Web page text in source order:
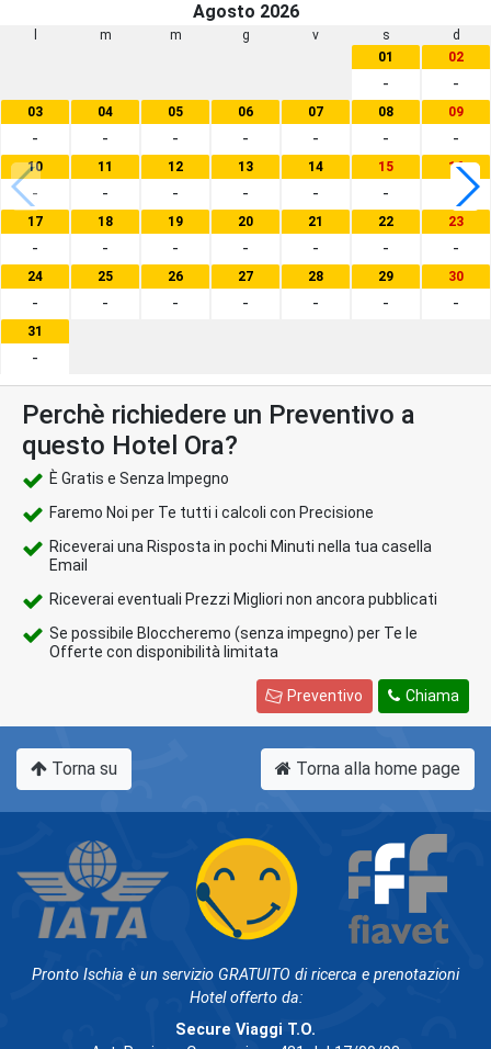
Agosto 2026
m m g v s
d
01
-
02
-
03
-
04
-
05
-
06
-
07
-
08
-
09
-
10
-
11
-
12
-
13
-
14
-
15
-
16
17
-
18
-
19
-
20
-
21
-
22
-
23
-
24
-
25
-
26
-
27
-
28
-
29
-
30
-
31
-
Perchè richiedere un Preventivo a
questo Hotel Ora?
È Gratis e Senza Impegno
Faremo Noi per Te tutti i calcoli con Precisione
Riceverai una Risposta in pochi Minuti nella tua casella
Email
Riceverai eventuali Prezzi Migliori non ancora pubblicati
Se possibile Bloccheremo (senza impegno) per Te le
Offerte con disponibilità limitata
Chiama
Preventivo
Torna su Torna alla home page
Pronto Ischia è un servizio GRATUITO di ricerca e prenotazioni
Hotel offerto da:
Secure Viaggi T.O.